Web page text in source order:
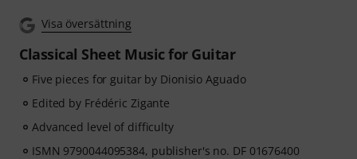
Visa översättning
Classical Sheet Music for Guitar
Five pieces for guitar by Dionisio Aguado
Edited by Frédéric Zigante
Advanced level of difficulty
ISMN 9790044095384, publisher's no. DF 01676400